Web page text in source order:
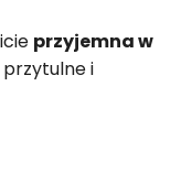
przyjemna w
przytulne i